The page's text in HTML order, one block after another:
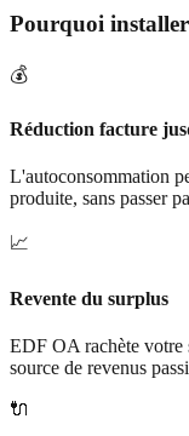
Pourquoi
💰
Réduction facture
L'autoconsommation
produite, sans passer
📈
Revente du surplus
EDF OA rachète
source de revenus
🔌